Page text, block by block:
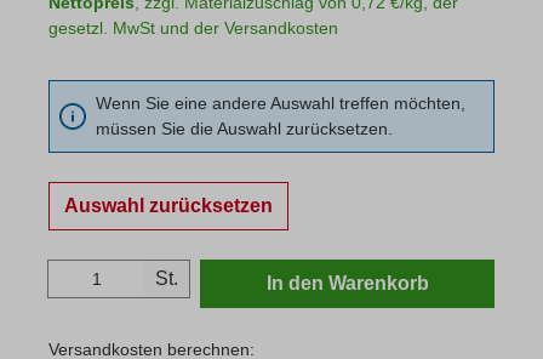
gesetzl. MwSt und der Versandkosten
Wenn Sie eine andere Auswahl treffen möchten,
müssen Sie die Auswahl zurücksetzen.
Auswahl zurücksetzen
Produkt Anzahl: Gib den gewünschten
St. In den Warenkorb
Versandkosten berechnen: